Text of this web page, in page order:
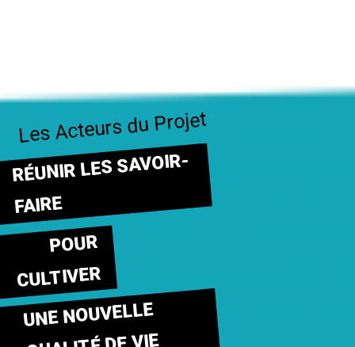
Les Acteurs du Projet
RÉUNIR LES SAVOIR-
FAIRE
POUR
CULTIVER
UNE NOUVELLE